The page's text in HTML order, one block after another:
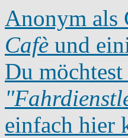
Anonym als
Cafè und
Du
einfach hier